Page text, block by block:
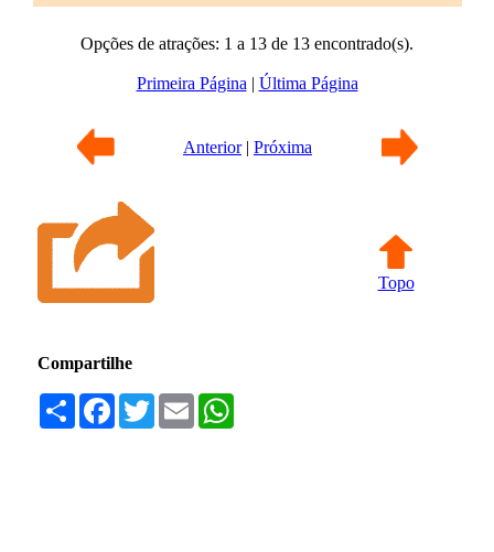
Opções de atrações: 1 a 13 de 13 encontrado(s).
Primeira Página | Última Página
Anterior| Próxima
Topo
Compartilhe
Compartilhar
Facebook
TwitterEmail